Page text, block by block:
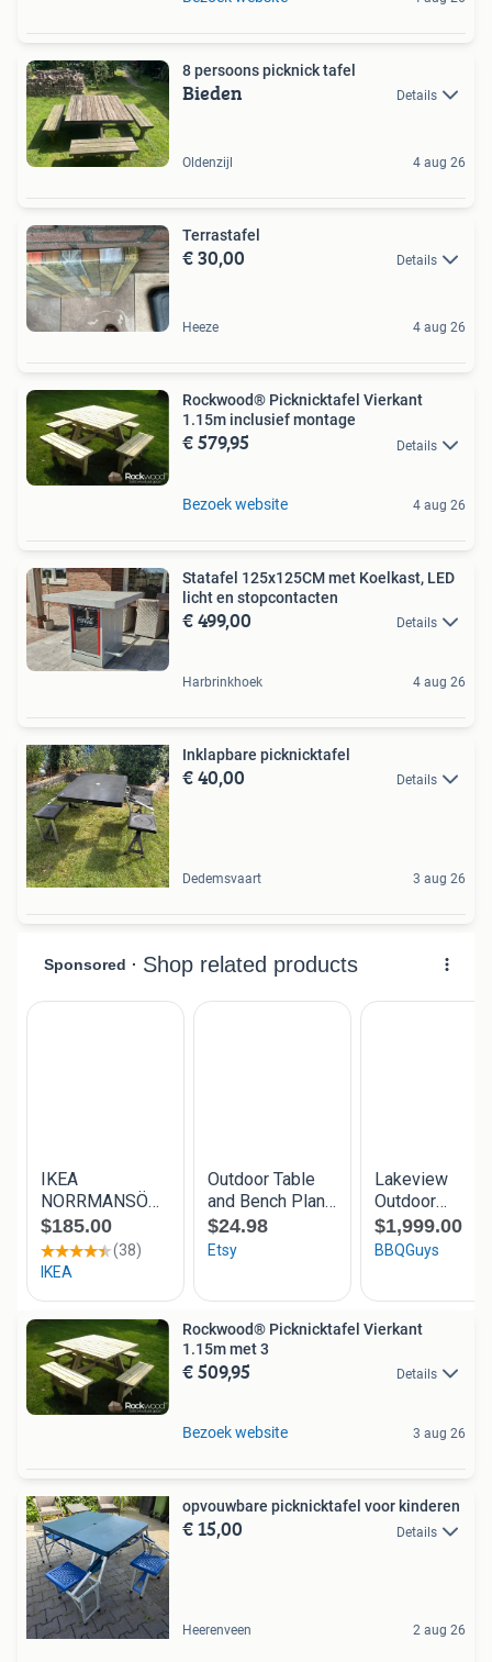
8 persoons picknick tafel
Bieden Details
Oldenzijl 4 aug 26
Terrastafel
€ 30,00 Details
Heeze 4 aug 26
Rockwood® Picknicktafel Vierkant
1.15m inclusief montage
€ 579,95 Details
Bezoek website 4 aug 26
Statafel 125x125CM met Koelkast, LED
licht en stopcontacten
€ 499,00 Details
Harbrinkhoek 4 aug 26
Inklapbare picknicktafel
€ 40,00 Details
Dedemsvaart 3 aug 26
Rockwood® Picknicktafel Vierkant
1.15m met 3
€ 509,95 Details
Bezoek website 3 aug 26
opvouwbare picknicktafel voor kinderen
€ 15,00 Details
Heerenveen 2 aug 26